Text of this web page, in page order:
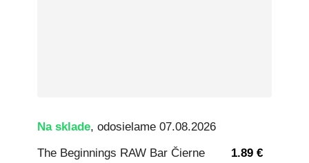
Na sklade, odosielame 07.08.2026
The Beginnings RAW Bar Čierne
1.89 €